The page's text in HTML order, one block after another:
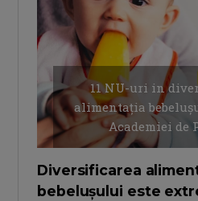
11 NU-uri in
alimentația
Academiei de
Diversificarea
bebelușului este